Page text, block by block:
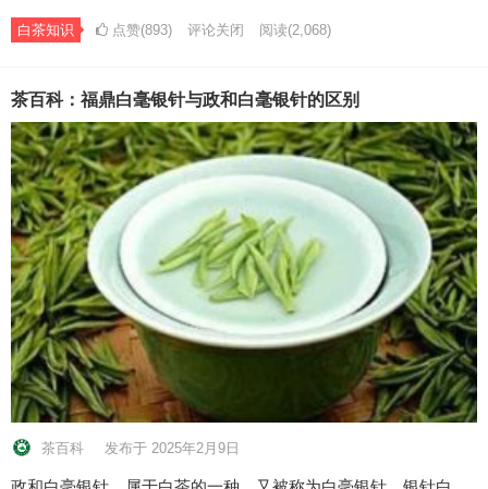
白茶知识 点赞(893) 评论关闭 阅读(2,068)
茶百科：福鼎白毫银针与政和白毫银针的区别
茶百科 发布于 2025年2月9日